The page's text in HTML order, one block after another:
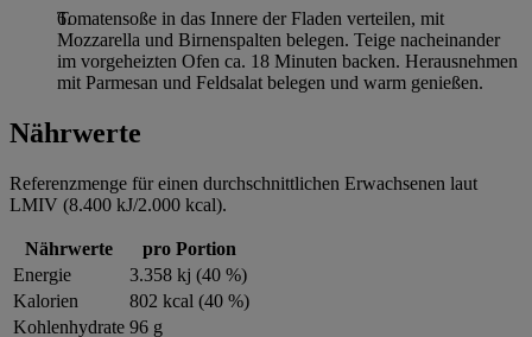
Tomatensoße in das Innere der Fladen verteilen, mit
Mozzarella und Birnenspalten belegen. Teige nacheinander
im vorgeheizten Ofen ca. 18 Minuten backen. Herausnehmen
mit Parmesan und Feldsalat belegen und warm genießen.
Nährwerte
Referenzmenge für einen durchschnittlichen Erwachsenen laut
LMIV (8.400 kJ/2.000 kcal).
Nährwerte
pro Portion
Energie
3.358 kj (40 %)
Kalorien
802 kcal (40 %)
Kohlenhydrate 96 g